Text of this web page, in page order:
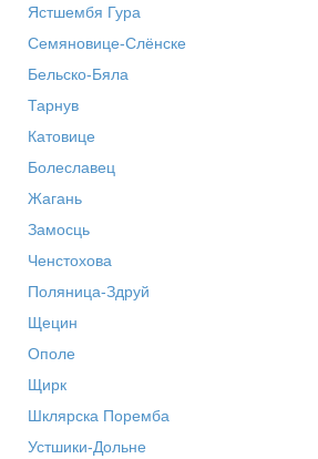
Ястшембя Гура
Семяновице-Слёнске
Бельско-Бяла
Тарнув
Катовице
Болеславец
Жагань
Замосць
Ченстохова
Поляница-Здруй
Щецин
Ополе
Щирк
Шклярска Поремба
Устшики-Дольне